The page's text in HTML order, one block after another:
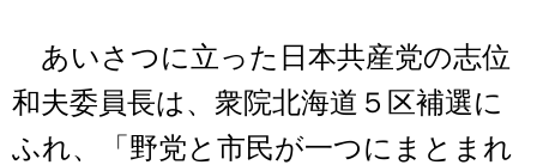
あいさつに立った日本共産党の志位
和夫委員長は、衆院北海道５区補選に
ふれ、「野党と市民が一つにまとまれ